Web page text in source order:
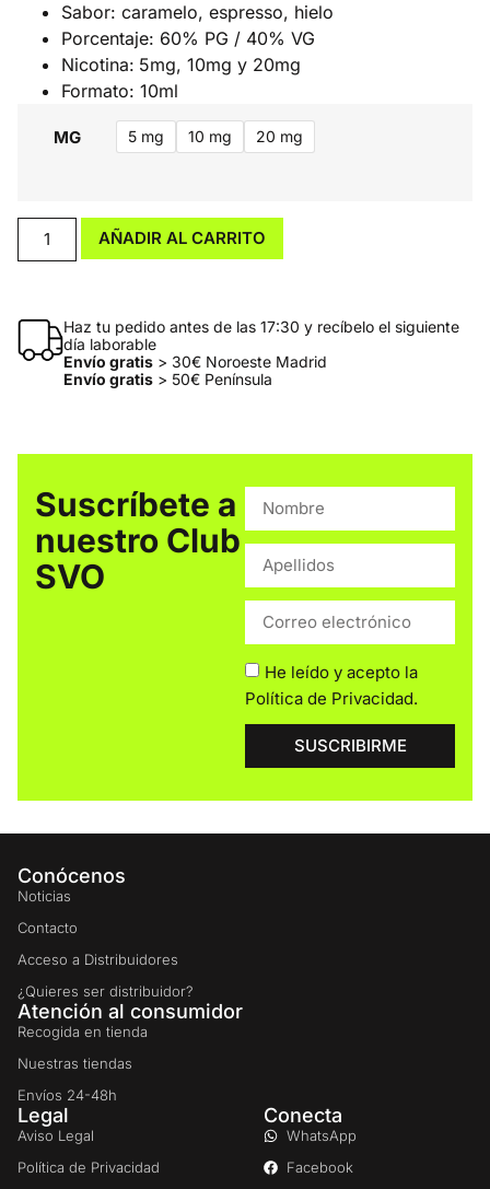
Sabor: caramelo, espresso, hielo
Porcentaje: 60% PG / 40% VG
Nicotina: 5mg, 10mg y 20mg
Formato: 10ml
MG 5 mg 10 mg 20 mg
AÑADIR AL CARRITO
Haz tu pedido antes de las 17:30 y recíbelo el siguiente
día laborable
Envío gratis> 30€ Noroeste Madrid
Envío gratis> 50€ Península
Suscríbete a
nuestro Club
SVO
He leído y acepto la
Política de Privacidad.
SUSCRIBIRME
Conócenos
Noticias
Contacto
Acceso a Distribuidores
¿Quieres ser distribuidor?
Atención al consumidor
Recogida en tienda
Nuestras tiendas
Envíos 24-48h
Legal
Aviso Legal
Política de Privacidad
Conecta
WhatsApp
Facebook